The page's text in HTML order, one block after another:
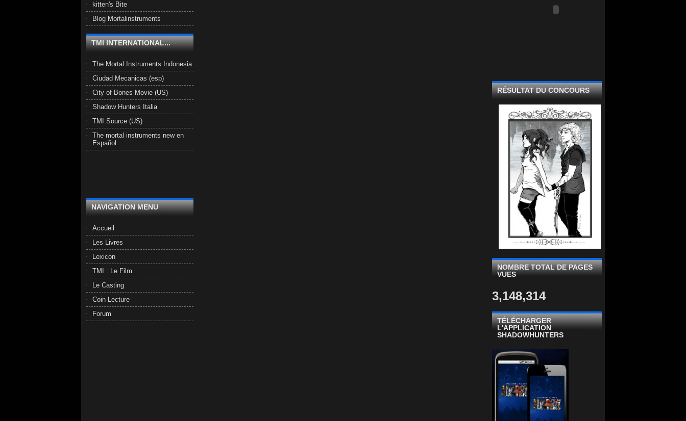
kitten's Bite
Blog Mortalinstruments
TMI INTERNATIONAL...
The Mortal Instruments Indonesia
Ciudad Mecanicas (esp)
City of Bones Movie (US)
Shadow Hunters Italia
TMI Source (US)
The mortal instruments new en
Español
NAVIGATION MENU
Accueil
Les Livres
Lexicon
TMI : Le Film
Le Casting
Coin Lecture
Forum
RÉSULTAT DU CONCOURS
NOMBRE TOTAL DE PAGES
VUES
3,148,314
TÉLÉCHARGER
L'APPLICATION
SHADOWHUNTERS